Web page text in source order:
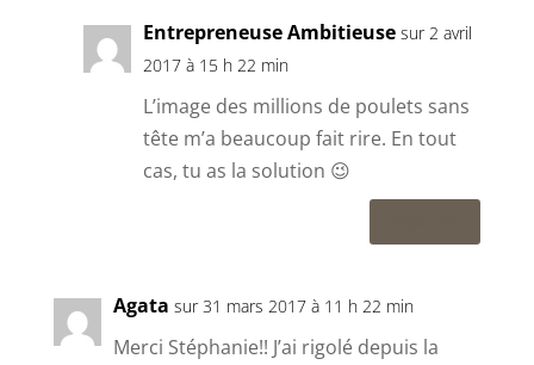
Entrepreneuse Ambitieuse sur 2 avril
2017 à 15 h 22 min
L’image des millions de poulets sans
tête m’a beaucoup fait rire. En tout
cas, tu as la solution 😉
Agata sur 31 mars 2017 à 11 h 22 min
Merci Stéphanie!! J’ai rigolé depuis la